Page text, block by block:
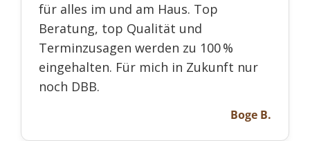
für alles im und am Haus. Top
Beratung, top Qualität und
Terminzusagen werden zu 100 %
eingehalten. Für mich in Zukunft nur
noch DBB.
Boge B.